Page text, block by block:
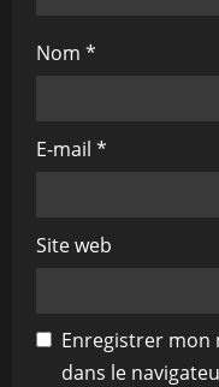
Nom *
E-mail *
Site web
Enregistrer mon
dans le